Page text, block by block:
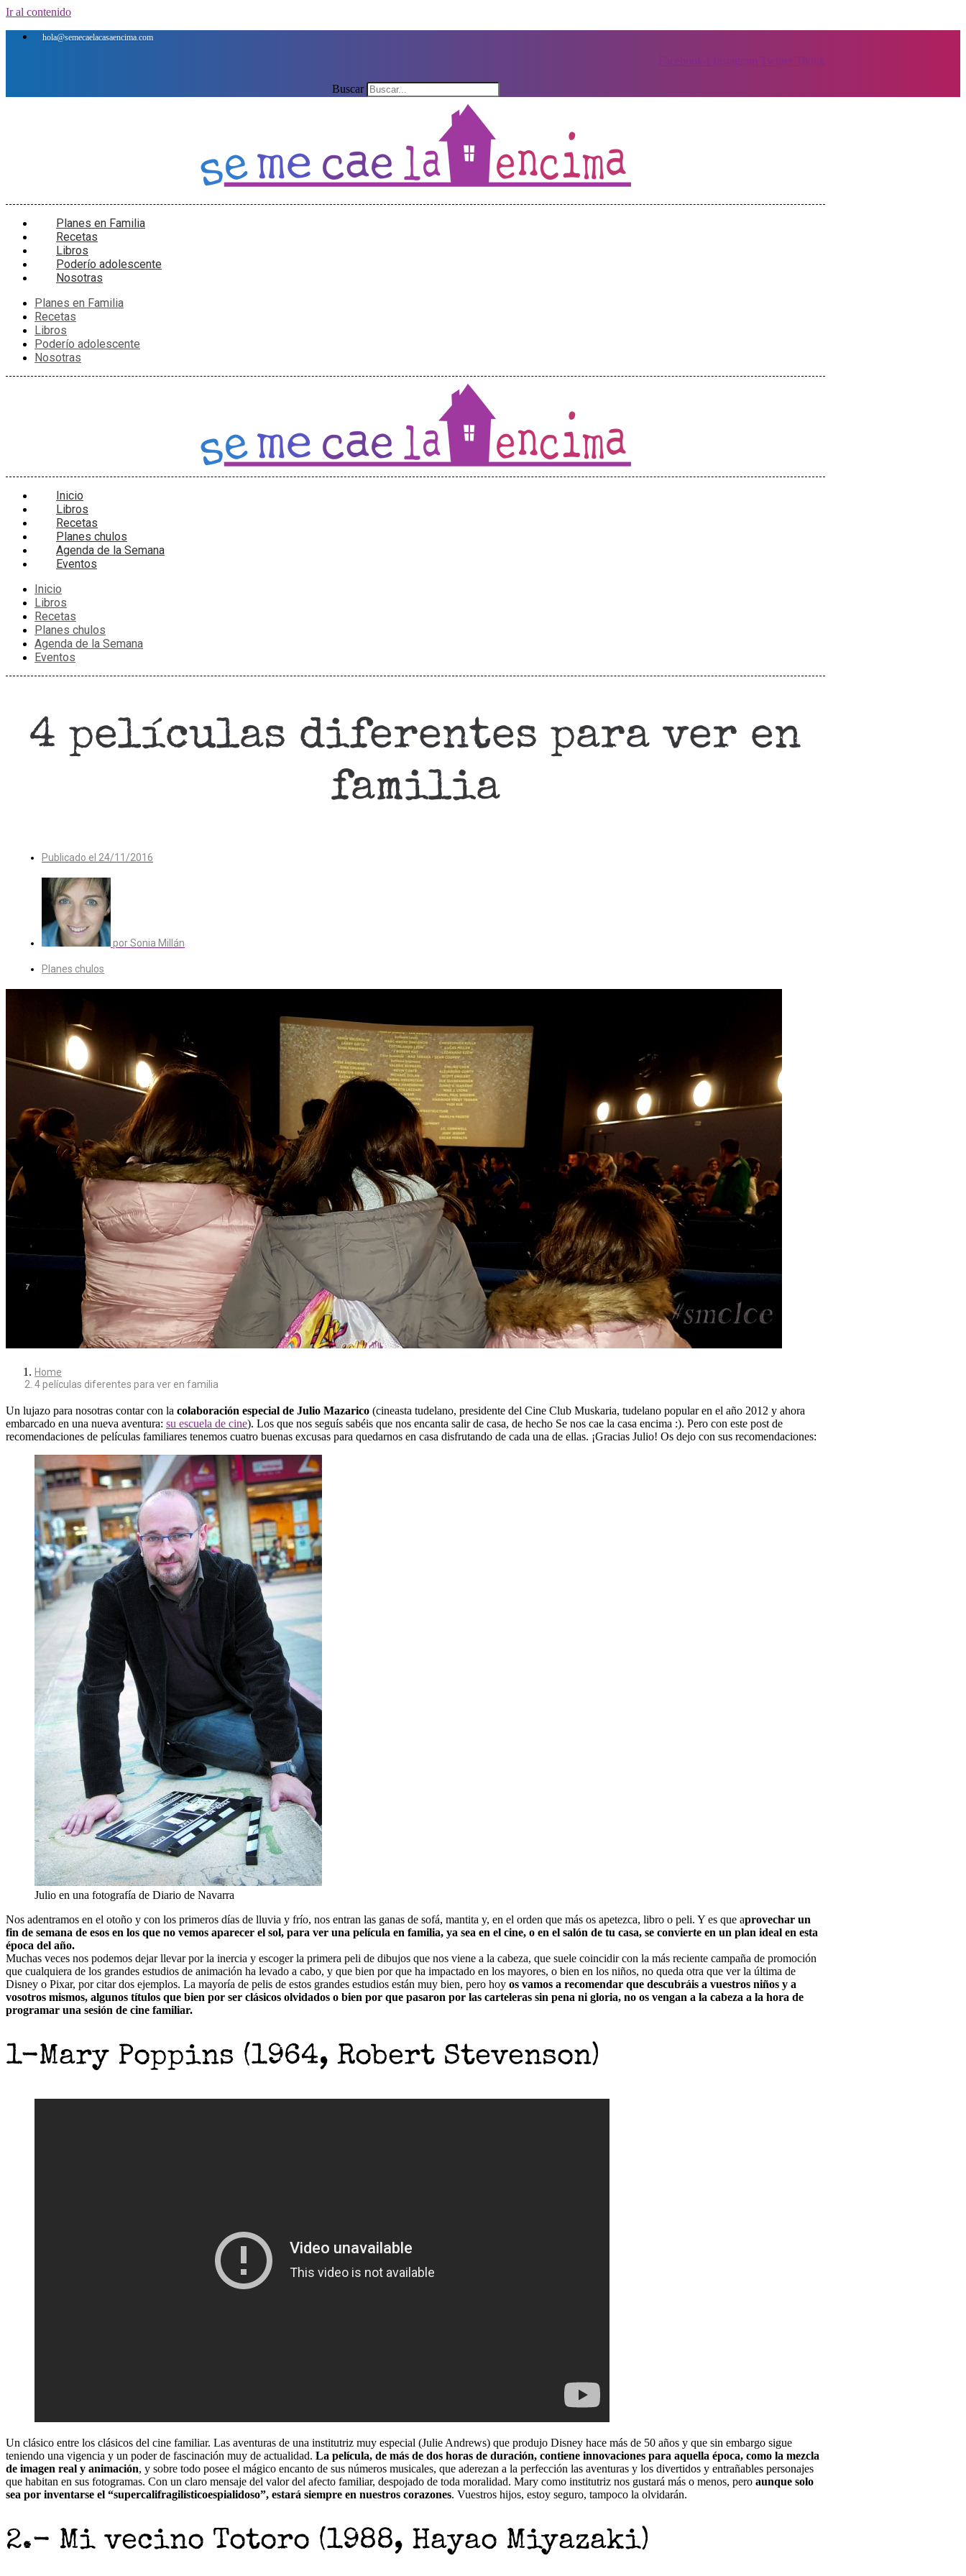
Ir al contenido
hola@semecaelacasaencima.com
Instagram Twitter Tiktok
Buscar
Planes en Familia
Recetas
Libros
Poderío adolescente
Nosotras
Planes en Familia
Recetas
Libros
Poderío adolescente
Nosotras
Inicio
Libros
Recetas
Planes chulos
Agenda de la Semana
Eventos
Inicio
Libros
Recetas
Planes chulos
Agenda de la Semana
Eventos
4 películas diferentes para ver en
familia
Publicado el 24/11/2016
porSonia Millán
Planes chulos
Home
4 películas diferentes para ver en familia
Un lujazo para nosotras contar con la colaboración especial de Julio Mazarico (cineasta tudelano, presidente del Cine Club Muskaria, tudelano popular en el año 2012 y ahora
embarcado en una nueva aventura: su escuela de cine). Los que nos seguís sabéis que nos encanta salir de casa, de hecho Se nos cae la casa encima :). Pero con este post de
recomendaciones de películas familiares tenemos cuatro buenas excusas para quedarnos en casa disfrutando de cada una de ellas. ¡Gracias Julio! Os dejo con sus recomendaciones:
Julio en una fotografía de Diario de Navarra
Nos adentramos en el otoño y con los primeros días de lluvia y frío, nos entran las ganas de sofá, mantita y, en el orden que más os apetezca, libro o peli. Y es que aprovechar un
fin de semana de esos en los que no vemos aparecer el sol, para ver una película en familia, ya sea en el cine, o en el salón de tu casa, se convierte en un plan ideal en esta
época del año.
Muchas veces nos podemos dejar llevar por la inercia y escoger la primera peli de dibujos que nos viene a la cabeza, que suele coincidir con la más reciente campaña de promoción
que cualquiera de los grandes estudios de animación ha levado a cabo, y que bien por que ha impactado en los mayores, o bien en los niños, no queda otra que ver la última de
Disney o Pixar, por citar dos ejemplos. La mayoría de pelis de estos grandes estudios están muy bien, pero hoy os vamos a recomendar que descubráis a vuestros niños y a
vosotros mismos, algunos títulos que bien por ser clásicos olvidados o bien por que pasaron por las carteleras sin pena ni gloria, no os vengan a la cabeza a la hora de
programar una sesión de cine familiar.
1-Mary Poppins (1964, Robert Stevenson)
Un clásico entre los clásicos del cine familiar. Las aventuras de una institutriz muy especial (Julie Andrews) que produjo Disney hace más de 50 años y que sin embargo sigue
teniendo una vigencia y un poder de fascinación muy de actualidad. La película, de más de dos horas de duración, contiene innovaciones para aquella época, como la mezcla
de imagen real y animación, y sobre todo posee el mágico encanto de sus números musicales, que aderezan a la perfección las aventuras y los divertidos y entrañables personajes
que habitan en sus fotogramas. Con un claro mensaje del valor del afecto familiar, despojado de toda moralidad. Mary como institutriz nos gustará más o menos, pero aunque solo
sea por inventarse el “supercalifragilisticoespialidoso”, estará siempre en nuestros corazones. Vuestros hijos, estoy seguro, tampoco la olvidarán.
2.- Mi vecino Totoro (1988, Hayao Miyazaki)